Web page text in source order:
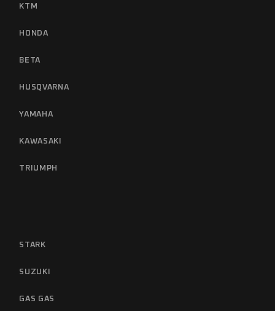
KTM
HONDA
BETA
HUSQVARNA
YAMAHA
KAWASAKI
TRIUMPH
STARK
SUZUKI
GAS GAS